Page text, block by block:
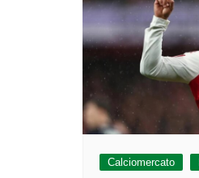
Calciomercato